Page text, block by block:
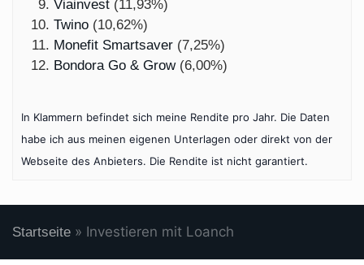
Viainvest (11,93%)
Twino (10,62%)
Monefit Smartsaver (7,25%)
Bondora Go & Grow(6,00%)
In Klammern befindet sich meine Rendite pro Jahr. Die Daten
habe ich aus meinen eigenen Unterlagen oder direkt von der
Webseite des Anbieters. Die Rendite ist nicht garantiert.
Startseite » Investieren mit Loanch